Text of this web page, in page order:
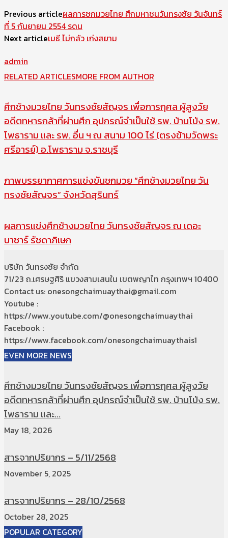
Previous articleผลการชกมวยไทย ศึกมหาชนวันทรงชัย วันจันทร์
ที่ 5 กันยายน 2554 รดน
Next articleเมธี ไม่กลัว เก่งสยาม
admin
RELATED ARTICLESMORE FROM AUTHOR
ศึกช้างมวยไทย วันทรงชัยสัญจร เพื่อการกุศล ผู้สูงวัย
อดีตทหารกล้าที่ผ่านศึก อุปกรณ์จำเป็นใช้ รพ. บ้านโป่ง รพ.
โพธาราม และ รพ. อื่น ฯ ณ สนาม 100 ไร่ (ตรงข้ามวัดพระ
ศรีอารย์) อ.โพธาราม จ.ราชบุรี
ภาพบรรยากาศการแข่งขันชกมวย “ศึกช้างมวยไทย วัน
ทรงชัยสัญจร” จังหวัดสุรินทร์
ผลการแข่งศึกช้างมวยไทย วันทรงชัยสัญจร ณ เดอะ
บาซาร์ รัชดาภิเษก
บริษัท วันทรงชัย จำกัด
71/23 ถ.เศรษฐศิริ แขวงสามเสนใน เขตพญาไท กรุงเทพฯ 10400
Contact us: onesongchaimuaythai@gmail.com
Youtube :
https://www.youtube.com/@onesongchaimuaythai
Facebook :
https://www.facebook.com/onesongchaimuaythais1
EVEN MORE NEWS
ศึกช้างมวยไทย วันทรงชัยสัญจร เพื่อการกุศล ผู้สูงวัย
อดีตทหารกล้าที่ผ่านศึก อุปกรณ์จำเป็นใช้ รพ. บ้านโป่ง รพ.
โพธาราม และ...
May 18, 2026
สารจากปริยากร – 5/11/2568
November 5, 2025
สารจากปริยากร – 28/10/2568
October 28, 2025
POPULAR CATEGORY